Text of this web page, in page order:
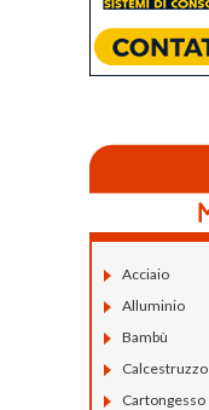
Acciaio
Alluminio
Bambù
Calcestruzzo
Cartongesso